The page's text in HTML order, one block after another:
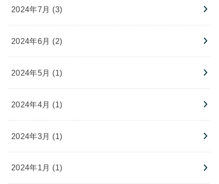
2024年7月 (3)
2024年6月 (2)
2024年5月 (1)
2024年4月 (1)
2024年3月 (1)
2024年1月 (1)